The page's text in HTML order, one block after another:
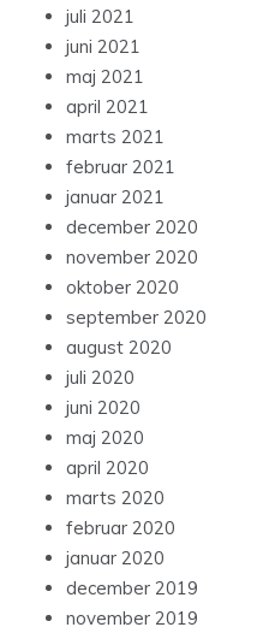
juli 2021
juni 2021
maj 2021
april 2021
marts 2021
februar 2021
januar 2021
december 2020
november 2020
oktober 2020
september 2020
august 2020
juli 2020
juni 2020
maj 2020
april 2020
marts 2020
februar 2020
januar 2020
december 2019
november 2019